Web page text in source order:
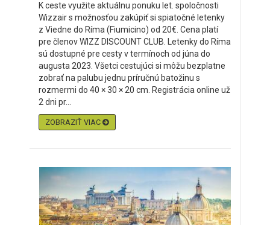
K ceste využite aktuálnu ponuku let. spoločnosti
Wizzair s možnosťou zakúpiť si spiatočné letenky
z Viedne do Ríma (Fiumicino) od 20€. Cena platí
pre členov WIZZ DISCOUNT CLUB. Letenky do Ríma
sú dostupné pre cesty v termínoch od júna do
augusta 2023. Všetci cestujúci si môžu bezplatne
zobrať na palubu jednu príručnú batožinu s
rozmermi do 40 × 30 × 20 cm. Registrácia online už
2 dni pr...
ZOBRAZIŤ VIAC